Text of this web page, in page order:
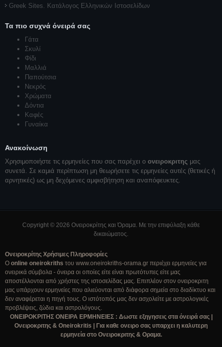
Greek Sites. Κατάλογος Ελληνικών Ιστοσελίδων
Τα πιο συχνά όνειρά σας
Γάτα
Σκυλί
Φίδι
Μαλλιά
Παπούτσια
Νεκρός
Χρώματα
Δόντια
Καφές
Γυναίκα
Ανακοίνωση
Χρησιμοποιήστε τις ερμηνείες που σας παρέχει ο ονειροκριτης μας
συνετά. Σε καμιά περίπτωση μη θεωρήσετε τις ερμηνείες αυτές (θετικές ή
αρνητικές) ως μη δεχόμενες αμφισβήτηση και αναπόφευκτες.
Copyright © 2026 Ονειροκρίτης και Όραμα. Με την επιφύλαξη κάθε
δικαιώματος.
Ονειροκρίτης Χρήσιμες Πληροφορίες
Ο online oneirokriths του www.oneirokriths-orama.gr περιέχει ερμηνείες για
ονειρικά σύμβολα - όνειρα οι οποίες είτε είναι πρωτότυπες είτε μας
αποστέλλονται από χρήστες της ιστοσελίδας μας. Επιπλέον στον ονειροκριτη
μας υπάρχουν ερμηνείες που αλιεύονται από διάφορα σημεία στο διαδίκτυο και
δεν αναφέρεται η πηγή τους. Ο ιστότοπός μας δεν ασχολείτε με αστρολογικές
προβλέψεις, ζώδια και αστρολόγους.
ΟΝΕΙΡΟΚΡΙΤΗΣ ΟΝΕΙΡΑ ΕΡΜΗΝΕΙΕΣ : Δωστε εξηγησεις στα όνειρά σας |
Ονειροκριτης & Oneirokritis | Για καθε ονειρο σας υπαρχει η καλυτερη
ερμηνεία στο Ονειροκριτης & Οραμα.